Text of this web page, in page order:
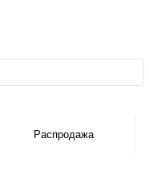
Распродажа